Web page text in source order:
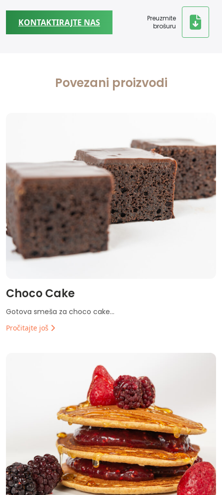
KONTAKTIRAJTE NAS
Preuzmite
brošuru
Povezani proizvodi
Choco Cake
Gotova smeša za choco cake...
Pročitajte još